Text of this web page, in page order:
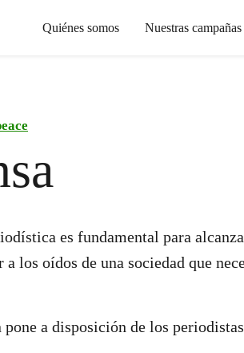
Quiénes somos Nuestras campañas
es fundamental para
a los oídos de una sociedad que
pone a disposición de los